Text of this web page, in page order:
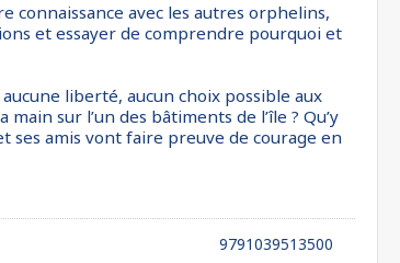
connaissance avec les autres orphelins,
et essayer de comprendre pourquoi et
liberté, aucun choix possible aux
sur l’un des bâtiments de l’île ? Qu’y
ses amis vont faire preuve de courage en
9791039513500